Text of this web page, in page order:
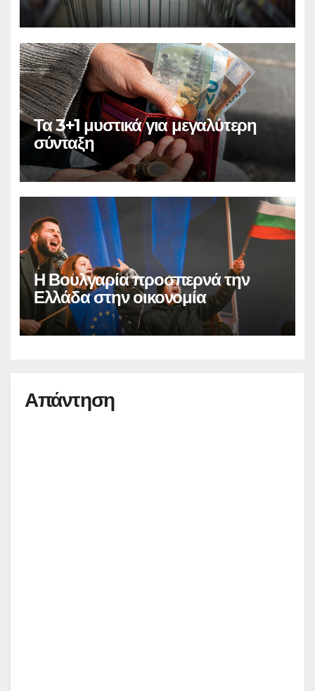
Τα 3+1 μυστικά για μεγαλύτερη
σύνταξη
Η Βουλγαρία προσπερνά την
Ελλάδα στην οικονομία
Απάντηση